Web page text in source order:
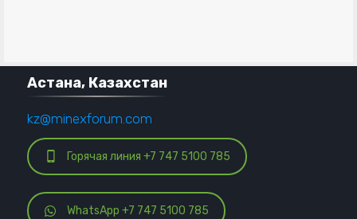
Астана, Казахстан
kz@minexforum.com
Горячая линия +7 747 5100 785
WhatsApp +7 747 5100 785